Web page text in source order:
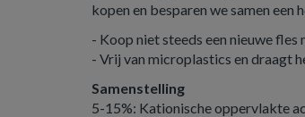
kopen en besparen we samen een
- Koop niet steeds een nieuwe
- Vrij van microplastics en draagt
Samenstelling
5-15%: Kationische oppervlakte